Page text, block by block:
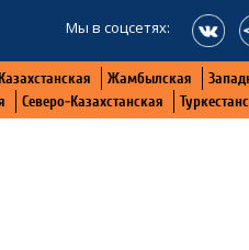
Мы в соцсетях:
Жамбылская
Северо-Казахстанская